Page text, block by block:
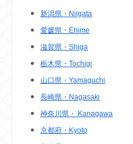
新潟県・Niigata
愛媛県・Ehime
滋賀県・Shiga
栃木県・Tochigi
山口県・Yamaguchi
長崎県・Nagasaki
神奈川県・ Kanagawa
京都府・Kyoto